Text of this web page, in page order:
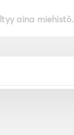
aina miehistö.